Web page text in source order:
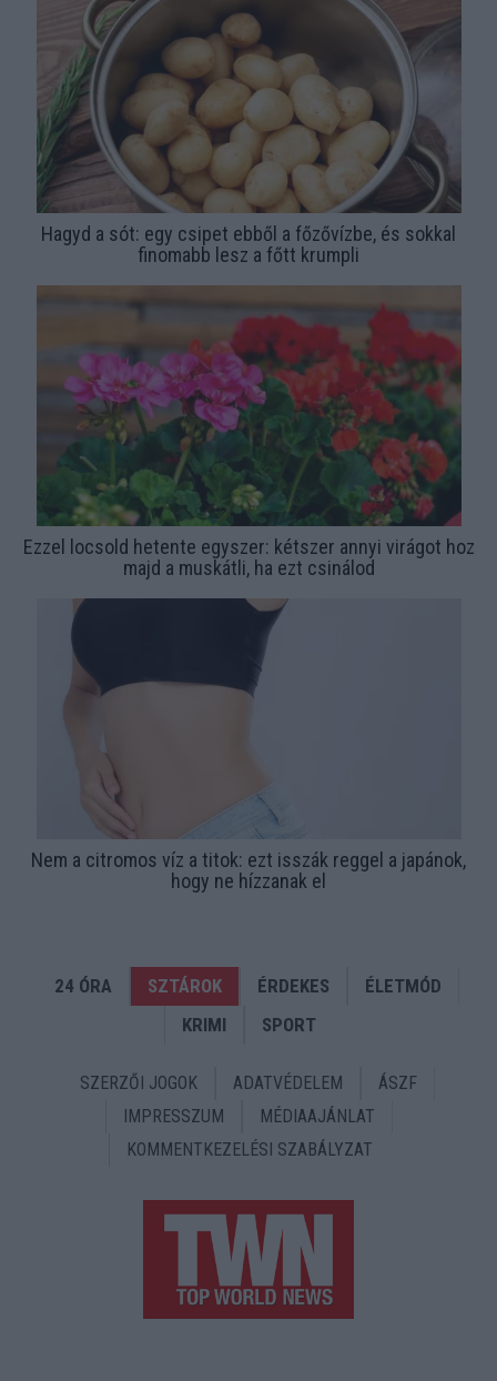
Hagyd a sót: egy csipet ebből a főzővízbe, és sokkal
finomabb lesz a főtt krumpli
Ezzel locsold hetente egyszer: kétszer annyi virágot hoz
majd a muskátli, ha ezt csinálod
Nem a citromos víz a titok: ezt isszák reggel a japánok,
hogy ne hízzanak el
24 ÓRA SZTÁROK ÉRDEKES
ÉLETMÓD
KRIMI
SPORT
SZERZŐI JOGOK ADATVÉDELEM
ÁSZF
IMPRESSZUM
MÉDIAAJÁNLAT
KOMMENTKEZELÉSI SZABÁLYZAT